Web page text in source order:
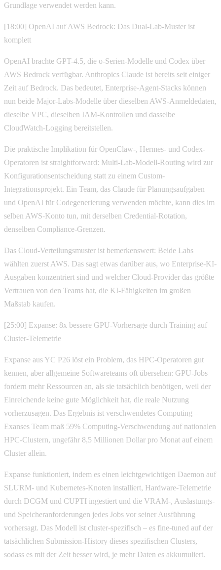
Grundlage verwendet werden kann.
[18:00] OpenAI auf AWS Bedrock: Das Dual-Lab-Muster ist
komplett
OpenAI brachte GPT-4.5, die o-Serien-Modelle und Codex über
AWS Bedrock verfügbar. Anthropics Claude ist bereits seit einiger
Zeit auf Bedrock. Das bedeutet, Enterprise-Agent-Stacks können
nun beide Major-Labs-Modelle über dieselben AWS-Anmeldedaten,
dieselbe VPC, dieselben IAM-Kontrollen und dasselbe
CloudWatch-Logging bereitstellen.
Die praktische Implikation für OpenClaw-, Hermes- und Codex-
Operatoren ist straightforward: Multi-Lab-Modell-Routing wird zur
Konfigurationsentscheidung statt zu einem Custom-
Integrationsprojekt. Ein Team, das Claude für Planungsaufgaben
und OpenAI für Codegenerierung verwenden möchte, kann dies im
selben AWS-Konto tun, mit derselben Credential-Rotation,
denselben Compliance-Grenzen.
Das Cloud-Verteilungsmuster ist bemerkenswert: Beide Labs
wählten zuerst AWS. Das sagt etwas darüber aus, wo Enterprise-KI-
Ausgaben konzentriert sind und welcher Cloud-Provider das größte
Vertrauen von den Teams hat, die KI-Fähigkeiten im großen
Maßstab kaufen.
[25:00] Expanse: 8x bessere GPU-Vorhersage durch Training auf
Cluster-Telemetrie
Expanse aus YC P26 löst ein Problem, das HPC-Operatoren gut
kennen, aber allgemeine Softwareteams oft übersehen: GPU-Jobs
fordern mehr Ressourcen an, als sie tatsächlich benötigen, weil der
Einreichende keine gute Möglichkeit hat, die reale Nutzung
vorherzusagen. Das Ergebnis ist verschwendetes Computing –
Exanses Team maß 59% Computing-Verschwendung auf nationalen
HPC-Clustern, ungefähr 8,5 Millionen Dollar pro Monat auf einem
Cluster allein.
Expanse funktioniert, indem es einen leichtgewichtigen Daemon auf
SLURM- und Kubernetes-Knoten installiert, Hardware-Telemetrie
durch DCGM und CUPTI ingestiert und die VRAM-, Auslastungs-
und Speicheranforderungen jedes Jobs vor seiner Ausführung
vorhersagt. Das Modell ist cluster-spezifisch – es fine-tuned auf der
tatsächlichen Submission-History dieses spezifischen Clusters,
sodass es mit der Zeit besser wird, je mehr Daten es akkumuliert.